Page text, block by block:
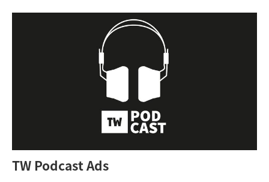
TW Podcast Ads